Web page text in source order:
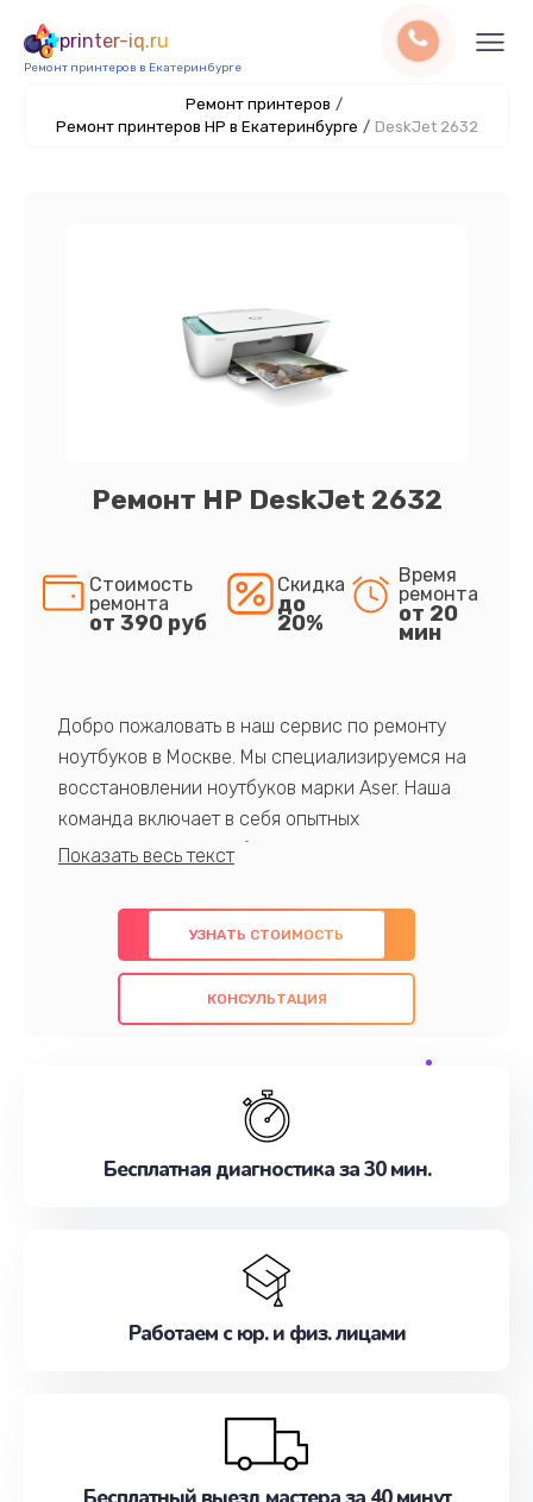
printer-iq.ru
Ремонт принтеров в Екатеринбурге
Ремонт принтеров /
Ремонт принтеров HP в Екатеринбурге / DeskJet 2632
Ремонт HP DeskJet 2632
Стоимость
ремонта
от 390 руб
Скидка
до
20%
Время
ремонта
от 20
мин
Добро пожаловать в наш сервис по ремонту
ноутбуков в Москве. Мы специализируемся на
восстановлении ноутбуков марки Aser. Наша
команда включает в себя опытных
профессионалов с обширными знаниями и
предлагаем быстрый и качественный ремонт с
использованием оригинальных компонентов, а
также гарантируем качество всех
проведенных работ. Наша цель - предоставить
обслуживание, удовлетворяя их потребности
наилучшим образом. Не медлите записаться на
УЗНАТЬ СТОИМОСТЬ
КОНСУЛЬТАЦИЯ
Бесплатная диагностика за 30 мин.
Работаем с юр. и физ. лицами